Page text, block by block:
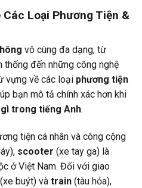
Loại Phương Tiện &
vô cùng đa dạng, từ
thống đến những công nghệ
vựng về các loại phương tiện
bạn mô tả chính xác hơn khi
trong tiếng Anh.
tiện cá nhân và công cộng
scooter (xe tay ga) là
ở Việt Nam. Đối với giao
(xe buýt) và train (tàu hỏa),